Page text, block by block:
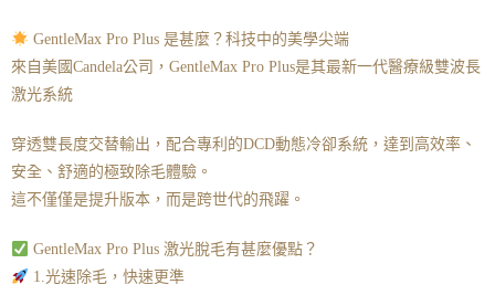
GentleMax Pro Plus 是甚麼？科技中的美學尖端
來自美國Candela公司，GentleMax Pro Plus是其最新一代醫療級雙波長
激光系統
穿透雙長度交替輸出，配合專利的DCD動態冷卻系統，達到高效率、
安全、舒適的極致除毛體驗。
這不僅僅是提升版本，而是跨世代的飛躍。
GentleMax Pro Plus 激光脫毛有甚麼優點？
1.光速除毛，快速更準